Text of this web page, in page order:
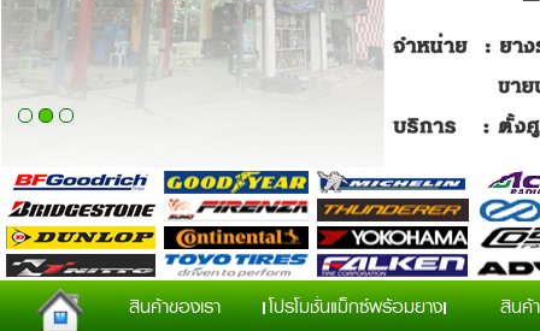
สินค้าของเรา โปรโมชั่นแม็กซ์พร้อมยาง สินค้